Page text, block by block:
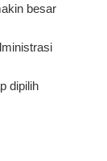
besar
dipilih